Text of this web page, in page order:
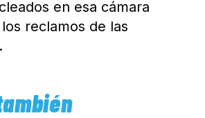
en esa cámara
reclamos de las